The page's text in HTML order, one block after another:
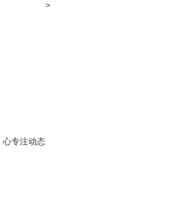
心专注动态
>